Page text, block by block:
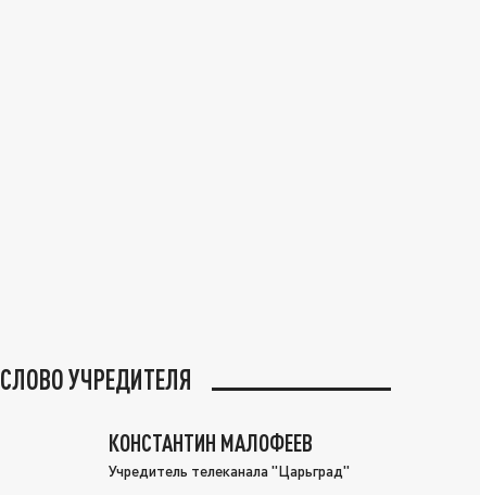
СЛОВО УЧРЕДИТЕЛЯ
КОНСТАНТИН МАЛОФЕЕВ
Учредитель телеканала "Царьград"